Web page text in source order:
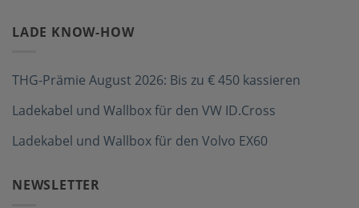
LADE KNOW-HOW
THG-Prämie August 2026: Bis zu € 450 kassieren
Ladekabel und Wallbox für den VW ID.Cross
Ladekabel und Wallbox für den Volvo EX60
NEWSLETTER